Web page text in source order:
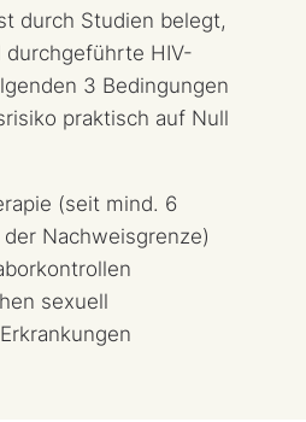
durch Studien belegt,
durchgeführte HIV-
3 Bedingungen
praktisch auf Null
(seit mind. 6
Nachweisgrenze)
sexuell